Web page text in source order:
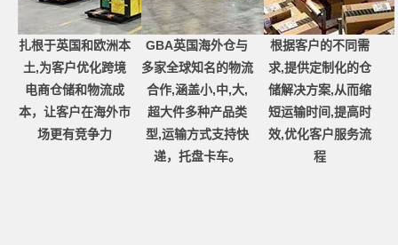
扎根于英国和欧洲本
土,为客户优化跨境
电商仓储和物流成
本，让客户在海外市
场更有竞争力
GBA英国海外仓与
多家全球知名的物流
合作,涵盖小,中,大,
超大件多种产品类
型,运输方式支持快
递，托盘卡车。
根据客户的不同需
求,提供定制化的仓
储解决方案,从而缩
短运输时间,提高时
效,优化客户服务流
程